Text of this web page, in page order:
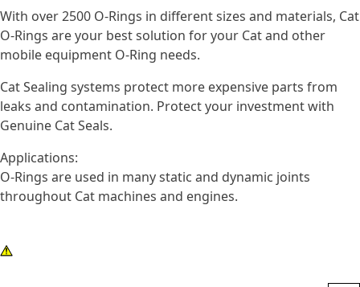
With over 2500 O-Rings in different sizes and materials, Cat
O-Rings are your best solution for your Cat and other
mobile equipment O-Ring needs.
Cat Sealing systems protect more expensive parts from
leaks and contamination. Protect your investment with
Genuine Cat Seals.
Applications:
O-Rings are used in many static and dynamic joints
throughout Cat machines and engines.